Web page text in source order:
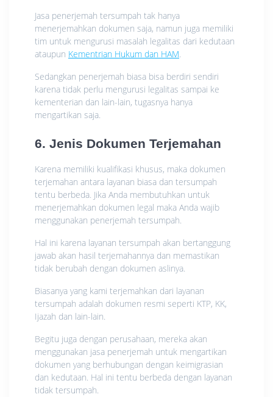
Jasa penerjemah tersumpah tak hanya
menerjemahkan dokumen saja, namun juga memiliki
tim untuk mengurusi masalah legalitas dari kedutaan
ataupun Kementrian Hukum dan HAM.
Sedangkan penerjemah biasa bisa berdiri sendiri
karena tidak perlu mengurusi legalitas sampai ke
kementerian dan lain-lain, tugasnya hanya
mengartikan saja.
6. Jenis Dokumen Terjemahan
Karena memiliki kualifikasi khusus, maka dokumen
terjemahan antara layanan biasa dan tersumpah
tentu berbeda. Jika Anda membutuhkan untuk
menerjemahkan dokumen legal maka Anda wajib
menggunakan penerjemah tersumpah.
Hal ini karena layanan tersumpah akan bertanggung
jawab akan hasil terjemahannya dan memastikan
tidak berubah dengan dokumen aslinya.
Biasanya yang kami terjemahkan dari layanan
tersumpah adalah dokumen resmi seperti KTP, KK,
Ijazah dan lain-lain.
Begitu juga dengan perusahaan, mereka akan
menggunakan jasa penerjemah untuk mengartikan
dokumen yang berhubungan dengan keimigrasian
dan kedutaan. Hal ini tentu berbeda dengan layanan
tidak tersumpah.